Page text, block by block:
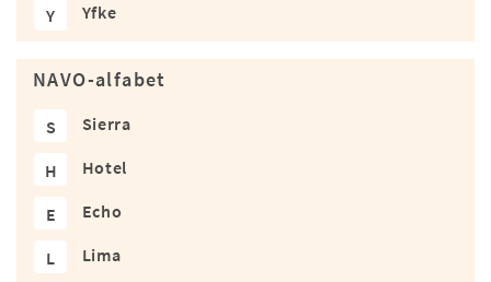
Y Yfke
NAVO-alfabet
S Sierra
H Hotel
E Echo
L Lima